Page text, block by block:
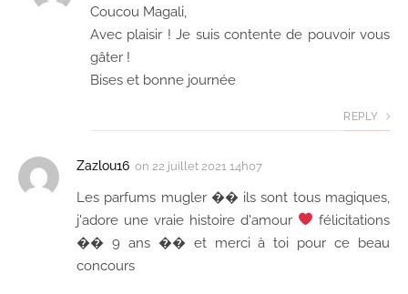
Coucou Magali,
Avec plaisir ! Je suis contente de pouvoir vous
gâter !
Bises et bonne journée
REPLY
Zazlou16 on 22 juillet 2021 14h07
Les parfums mugler �� ils sont tous magiques,
j'adore une vraie histoire d'amour
félicitations
�� 9 ans �� et merci à toi pour ce beau
concours